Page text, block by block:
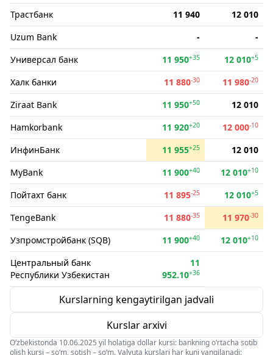
Трастбанк
11 940
12 010
Uzum Bank
-
-
Универсал банк
11 950+35 12 010+5
Халк банки 11 880-30 11 980-20
Ziraat Bank 11 950+50
12 010
Hamkorbank
11 920+20 12 000-10
ИнфинБанк 11 955+25
12 010
MyBank
11 900+40 12 010+10
Пойтахт банк 11 895-25 12 010+5
TengeBank 11 880-35 11 970-30
Узпромстройбанк (SQB) 11 900+40 12 010+10
Центральный банк
Республики Узбекистан
11
952.10+36
Kurslarning kengaytirilgan jadvali
Kurslar arxivi
O‘zbekistonda 10.06.2025 yil holatiga dollar kursi: bankning o‘rtacha sotib
olish kursi – so‘m, sotish – so‘m. Valyuta kurslari har kuni yangilanadi: